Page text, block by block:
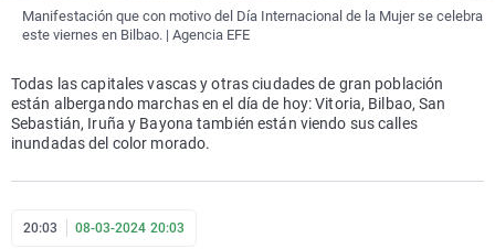
Manifestación que con motivo del Día Internacional de la Mujer se celebra
este viernes en Bilbao. | Agencia EFE
Todas las capitales vascas y otras ciudades de gran población
están albergando marchas en el día de hoy: Vitoria, Bilbao, San
Sebastián, Iruña y Bayona también están viendo sus calles
inundadas del color morado.
20:03 08-03-2024 20:03